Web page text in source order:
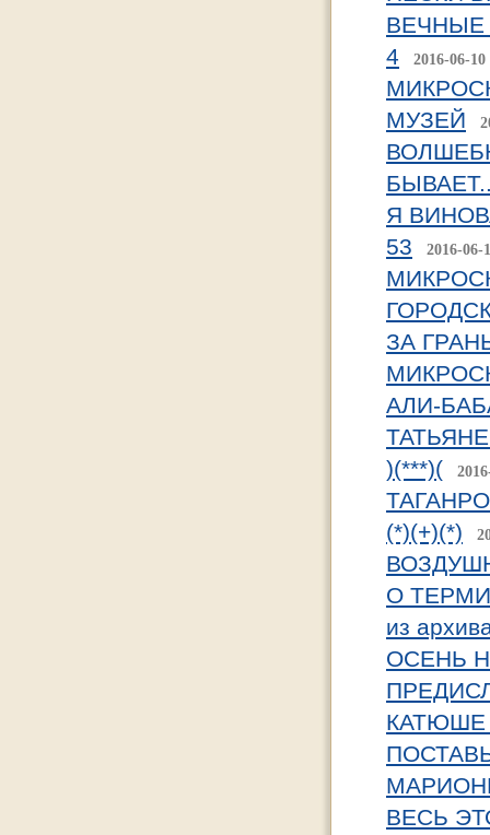
ВЕЧНЫЕ
4
2016-06-10
МУЗЕЙ
Я
53
2016-06-
ЗА
АЛИ-
)(***)(
(*)(+)(*)
О
из
ОСЕНЬ
КАТЮШЕ
ВЕСЬ